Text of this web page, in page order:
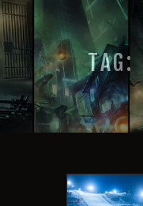
TAG:
AKTUELLES
VIRTUAL
GAMING
GUTSCHEINE
BOOKING
EVENTS
FAQ
KONTAKT